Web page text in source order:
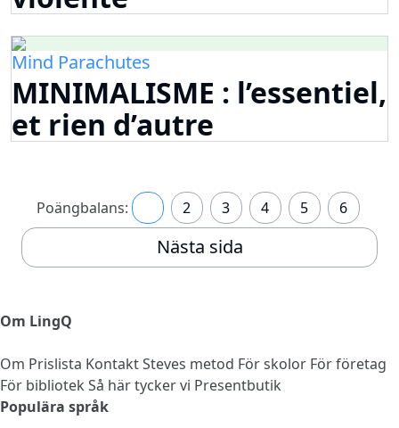
Mind Parachutes
MINIMALISME : l’essentiel,
et rien d’autre
Poängbalans: 2 3 4 5 6
Nästa sida
Om LingQ
Om Prislista KontaktSteves metod För skolor För företag
För bibliotek Så här tycker vi Presentbutik
Populära språk